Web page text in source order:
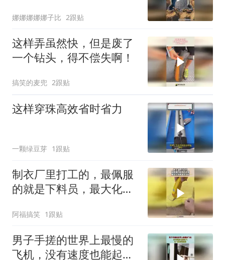
娜娜娜娜娜子比 2跟贴
这样弄虽然快，但是废了
一个钻头，得不偿失啊！
搞笑的麦兜 2跟贴
这样穿珠高效省时省力
一颗绿豆芽 1跟贴
制衣厂里打工的，最佩服
的就是下料员，最大化利
阿福搞笑 1跟贴
男子手搓的世界上最慢的
飞机，没有速度也能起